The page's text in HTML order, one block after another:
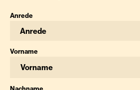
Anrede
Anrede
Vorname